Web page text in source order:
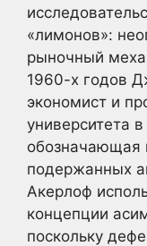
«лимонов»:
рыночный
1960-х годов
экономист и
университета
обозначающая
подержанных
Акерлоф
концепции
поскольку